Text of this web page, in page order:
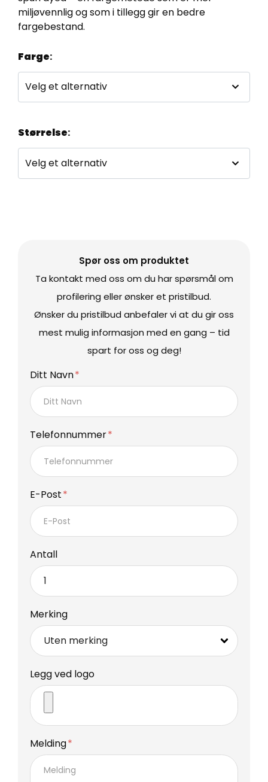
miljøvennlig og som i tillegg gir en bedre
fargebestand.
Farge:
Størrelse:
Spør oss om produktet
Ta kontakt med oss om du har spørsmål om
profilering eller ønsker et pristilbud.
Ønsker du pristilbud anbefaler vi at du gir oss
mest mulig informasjon med en gang – tid
spart for oss og deg!
Ditt Navn
Telefonnummer
E-Post
Antall
Merking
Legg ved logo
Melding